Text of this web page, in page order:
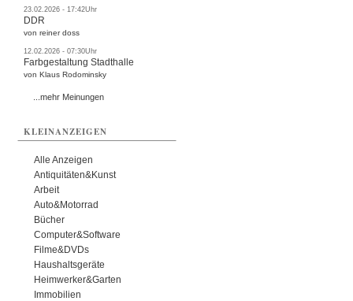
23.02.2026 - 17:42Uhr
DDR
von reiner doss
12.02.2026 - 07:30Uhr
Farbgestaltung Stadthalle
von Klaus Rodominsky
...mehr Meinungen
KLEINANZEIGEN
Alle Anzeigen
Antiquitäten&Kunst
Arbeit
Auto&Motorrad
Bücher
Computer&Software
Filme&DVDs
Haushaltsgeräte
Heimwerker&Garten
Immobilien